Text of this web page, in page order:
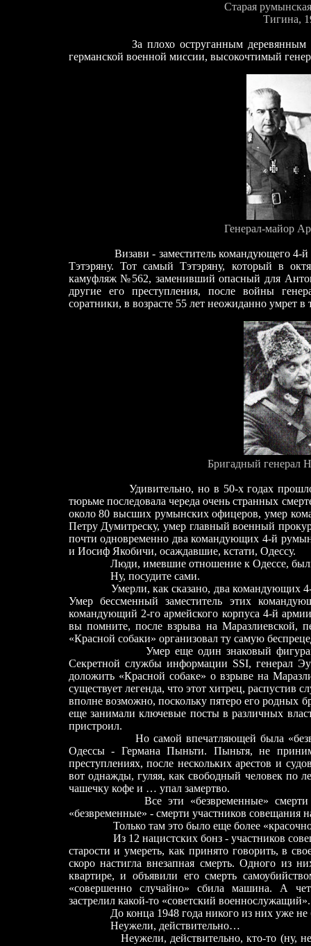
Старая
Тигина,
За плохо оструганным
германской военной миссии, высокочтимый
Генерал-майор
Визави - заместитель командующего 4-й
Тэтэряну. Тот самый Тэтэряну, который в
камуфляж №562, заменивший опасный для
другие его преступления, после войны
соратники, в возрасте 55 лет неожиданно умрет
Бригадный генерал
Удивительно, но в 50-х годах
тюрьме последовала череда очень странных
около 80 высших румынских офицеров, умер
Петру Думитреску, умер главный военный
почти одновременно два командующих 4-й
и Иосиф Якобичи, осаждавшие, кстати, Одессу.
Люди, имевшие отношение к Одессе, были,
Ну, посудите сами.
Умерли, как сказано, два командующих
Умер бессменный заместитель этих
командующий 2-го армейского корпуса 4-й
вы помните, после взрыва на Маразлиевской,
«Красной собаки» организовал ту самую
Умер еще один знаковый
Секретной службы информации SSI, генерал
доложить «Красной собаке» о взрыве на
существует легенда, что этот хитрец, распустив
вполне возможно, поскольку пятеро его родных
еще занимали ключевые посты в различных
пристроил.
Но самой впечатляющей была
Одессы - Германа Пыньти. Пыньтя, не
преступлениях, после нескольких арестов и
вот однажды, гуляя, как свободный человек по
чашечку кофе и … упал замертво.
Все эти «безвременные»
«безвременные» - смерти участников совещания
Только там это было еще более
Из 12 нацистских бонз - участников
старости и умереть, как принято говорить, в
скоро настигла внезапная смерть. Одного из
квартире, и объявили его смерть
«совершенно случайно» сбила машина. А
застрелил какой-то «советский
До конца 1948 года никого из них уже не
Неужели, действительно…
Неужели, действительно, кто-то (ну,